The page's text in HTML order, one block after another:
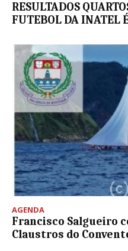
RESULTADOS
FUTEBOL DA INATEL
AGENDA
Francisco Salgueiro
Claustros do